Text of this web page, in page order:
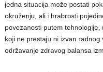
jedna situacija može postati
okruženju, ali i hrabrosti
povezanosti putem
koji ne prestaju ni izvan
održavanje zdravog balansa